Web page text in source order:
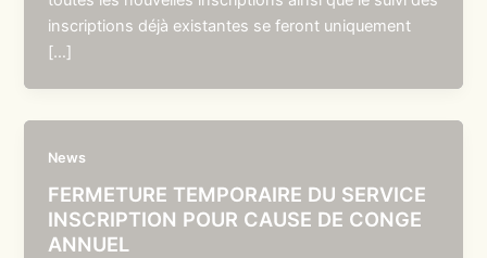
inscriptions déjà existantes se feront uniquement
[…]
News
FERMETURE TEMPORAIRE DU SERVICE
INSCRIPTION POUR CAUSE DE CONGE
ANNUEL